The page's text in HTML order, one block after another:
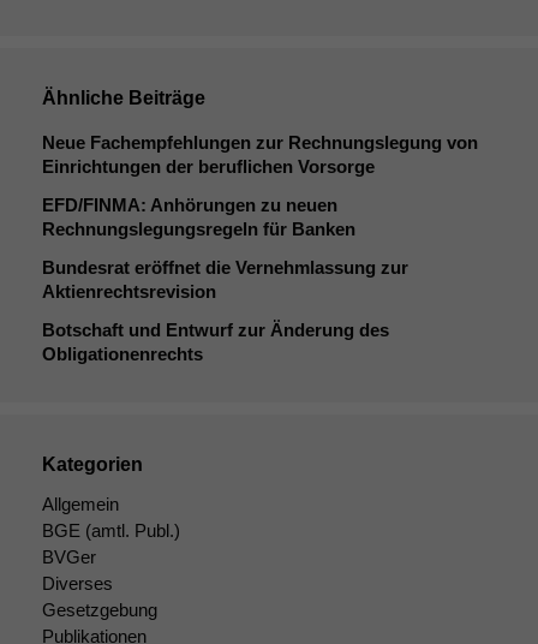
Ähnliche Beiträge
Neue Fachempfehlungen zur Rechnungslegung von
Einrichtungen der beruflichen Vorsorge
EFD/FINMA: Anhörungen zu neuen
Rechnungslegungsregeln für Banken
Bundesrat eröffnet die Vernehmlassung zur
Aktienrechtsrevision
Botschaft und Entwurf zur Änderung des
Obligationenrechts
Kategorien
Allgemein
BGE (amtl. Publ.)
BVGer
Diverses
Gesetzgebung
Publikationen